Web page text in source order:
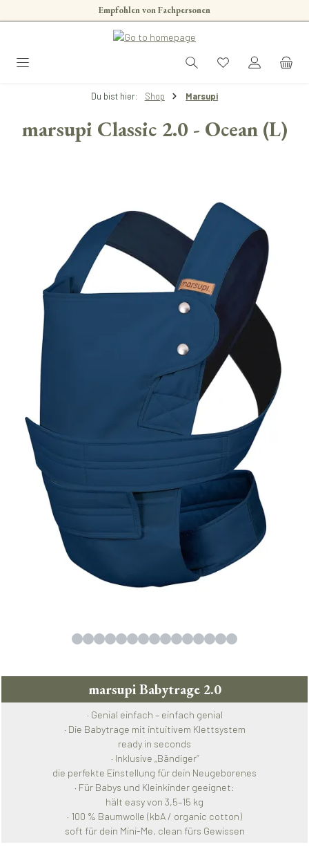
Zum Hauptinhalt springenEmpfohlen von Fachpersonen
Du bist hier: Shop Marsupi
marsupi Classic 2.0 - Ocean (L)
marsupi Babytrage 2.0
· Genial einfach – einfach genial
· Die Babytrage mit intuitivem Klettsystem
ready in seconds
· Inklusive „Bändiger“
die perfekte Einstellung für dein Neugeborenes
· Für Babys und Kleinkinder geeignet:
hält easy von 3,5–15 kg
· 100 % Baumwolle (kbA / organic cotton)
soft für dein Mini-Me, clean fürs Gewissen